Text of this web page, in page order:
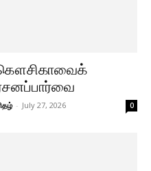
- July 27, 2026 0